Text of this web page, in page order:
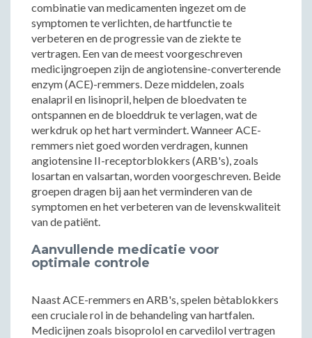
combinatie van medicamenten ingezet om de
symptomen te verlichten, de hartfunctie te
verbeteren en de progressie van de ziekte te
vertragen. Een van de meest voorgeschreven
medicijngroepen zijn de angiotensine-converterende
enzym (ACE)-remmers. Deze middelen, zoals
enalapril en lisinopril, helpen de bloedvaten te
ontspannen en de bloeddruk te verlagen, wat de
werkdruk op het hart vermindert. Wanneer ACE-
remmers niet goed worden verdragen, kunnen
angiotensine II-receptorblokkers (ARB's), zoals
losartan en valsartan, worden voorgeschreven. Beide
groepen dragen bij aan het verminderen van de
symptomen en het verbeteren van de levenskwaliteit
van de patiënt.
Aanvullende medicatie voor
optimale controle
Naast ACE-remmers en ARB's, spelen bètablokkers
een cruciale rol in de behandeling van hartfalen.
Medicijnen zoals bisoprolol en carvedilol vertragen